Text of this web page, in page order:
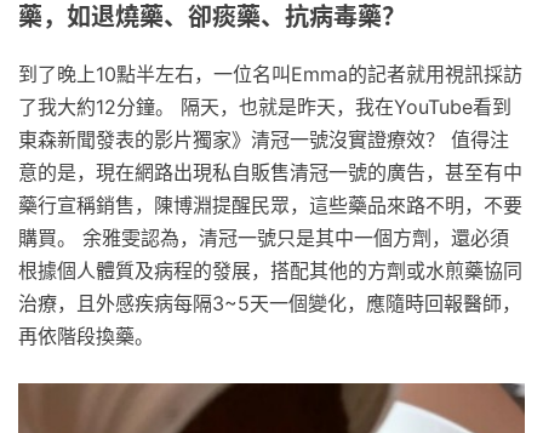
藥，如退燒藥、卻痰藥、抗病毒藥？
到了晚上10點半左右，一位名叫Emma的記者就用視訊採訪
了我大約12分鐘。 隔天，也就是昨天，我在YouTube看到
東森新聞發表的影片獨家》清冠一號沒實證療效？ 值得注
意的是，現在網路出現私自販售清冠一號的廣告，甚至有中
藥行宣稱銷售，陳博淵提醒民眾，這些藥品來路不明，不要
購買。 余雅雯認為，清冠一號只是其中一個方劑，還必須
根據個人體質及病程的發展，搭配其他的方劑或水煎藥協同
治療，且外感疾病每隔3~5天一個變化，應隨時回報醫師，
再依階段換藥。